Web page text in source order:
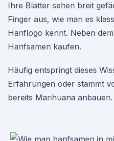
Ihre Blätter sehen breit
Finger aus, wie man es
Hanflogo kennt. Neben
Hanfsamen kaufen.
Häufig entspringt dieses
Erfahrungen oder stammt
bereits Marihuana anbauen.